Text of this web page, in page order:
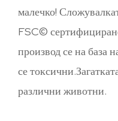
малечко!
FSC©
производ се на база
се
различни животни.